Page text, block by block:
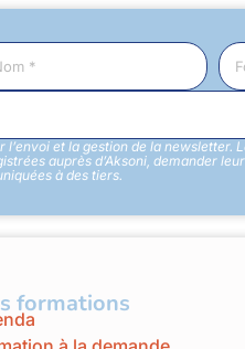
l’envoi et la gestion de la
auprès d’Aksoni, demander
à des tiers.
formations